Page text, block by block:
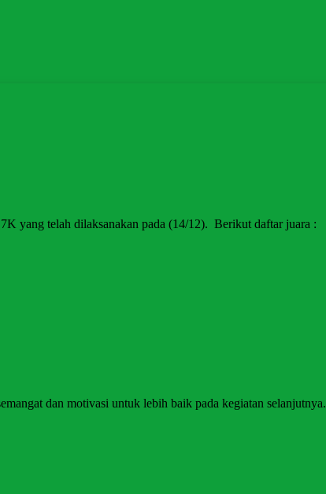
yang telah dilaksanakan pada (14/12). Berikut daftar juara :
dan motivasi untuk lebih baik pada kegiatan selanjutnya.